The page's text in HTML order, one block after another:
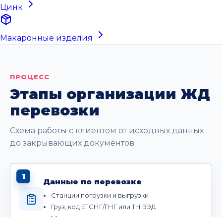
Цинк
Макаронные изделия
ПРОЦЕСС
Этапы организации ЖД
перевозки
Схема работы с клиентом от исходных данных
до закрывающих документов.
1
Данные по перевозке
Станции погрузки и выгрузки
Груз, код ЕТСНГ/ГНГ или ТН ВЭД